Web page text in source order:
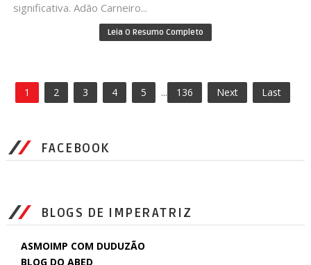
significativa. Adão Carneiro...
Leia O Resumo Completo
1 2 3 4 5 ... 136 Next Last
FACEBOOK
BLOGS DE IMPERATRIZ
ASMOIMP COM DUDUZÃO
BLOG DO ABED